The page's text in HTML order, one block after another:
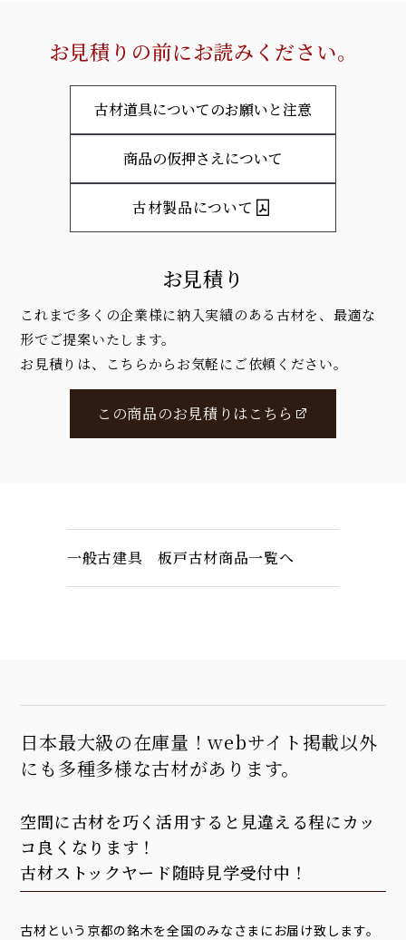
お見積りの前にお読みください。
古材道具についてのお願いと注意
商品の仮押さえについて
古材製品について
お見積り
これまで多くの企業様に納入実績のある古材を、最適な
形でご提案いたします。
お見積りは、こちらからお気軽にご依頼ください。
この商品のお見積りはこちら
一般古建具 板戸古材商品一覧へ
日本最大級の在庫量！webサイト掲載以外
にも多種多様な古材があります。
空間に古材を巧く活用すると見違える程にカッ
コ良くなります！
古材ストックヤード随時見学受付中！
古材という京都の銘木を全国のみなさまにお届け致します。